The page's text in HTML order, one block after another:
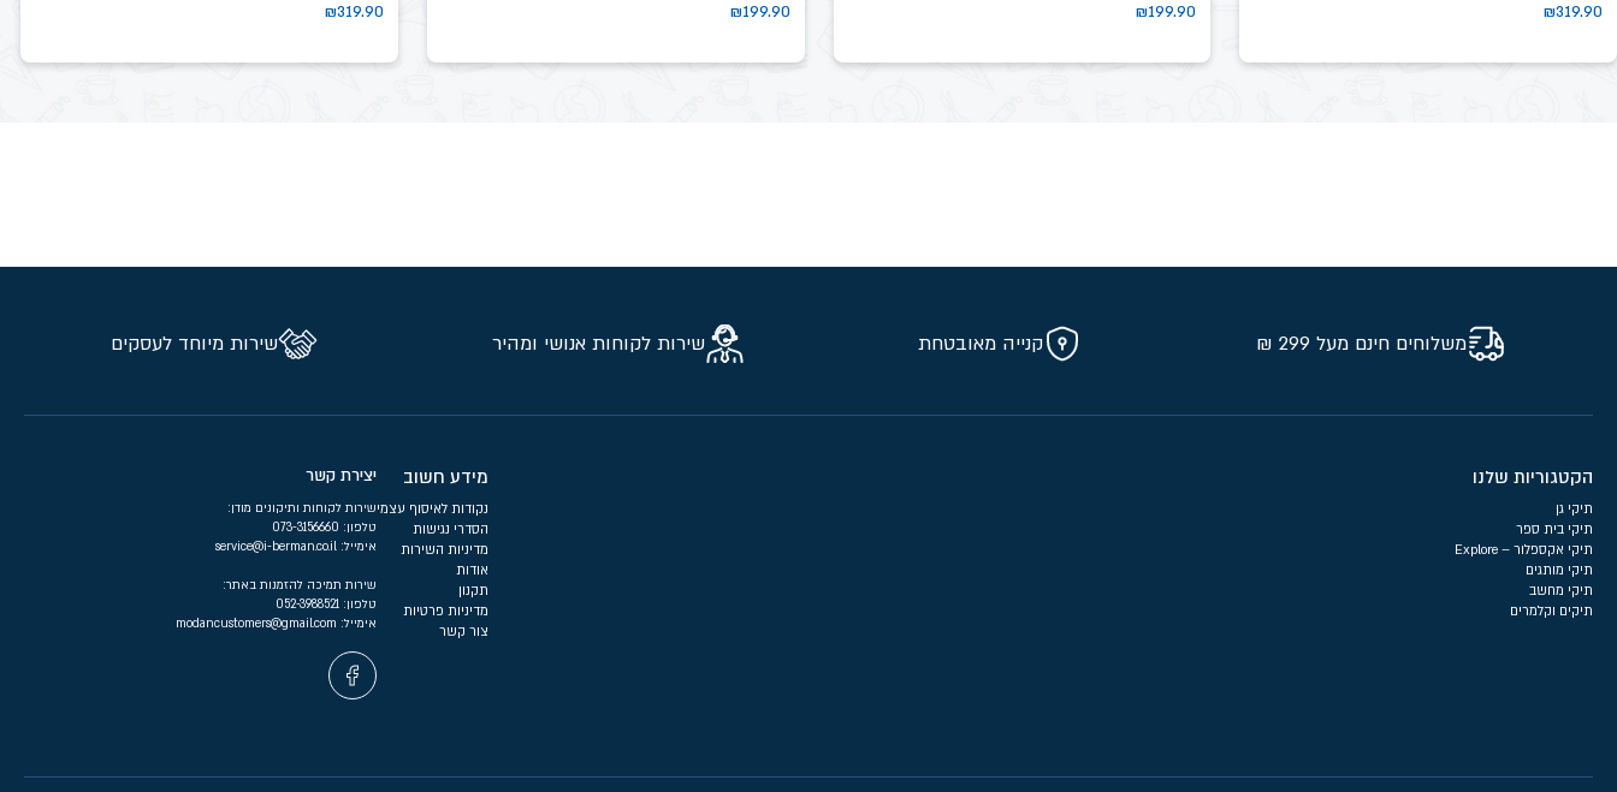
₪319.90
₪199.90
₪199.90
₪319.90
משלוחים חינם מעל 299 ₪ קנייה מאובטחת שירות לקוחות אנושי ומהיר שירות מיוחד לעסקים
הקטגוריות שלנו
תיקי גן
תיקי בית ספר
תיקי אקספלור – Explore
תיקי מותגים
תיקי מחשב
תיקים וקלמרים
מידע חשוב
נקודות לאיסוף עצמי
הסדרי נגישות
מדיניות השירות
אודות
תקנון
מדיניות פרטיות
צור קשר
יצירת קשר
שירות לקוחות ותיקונים מודן:
טלפון:
אימייל:
שירות תמיכה להזמנות באתר:
טלפון:
אימייל: